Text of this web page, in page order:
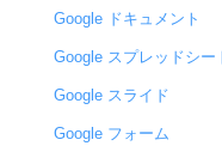
Google ドキュメント
Google スプレッドシー
Google スライド
Google フォーム